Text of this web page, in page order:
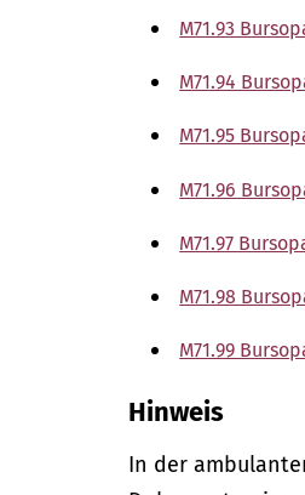
M71.93
M71.94
M71.95
M71.96
M71.97
M71.98
M71.99
Hinweis
In der